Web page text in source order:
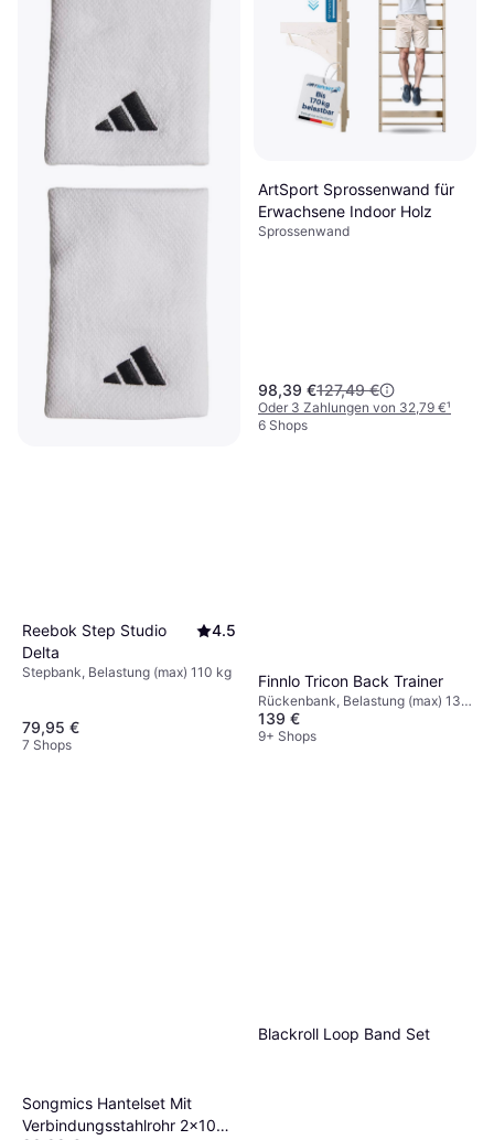
ArtSport Sprossenwand für
Erwachsene Indoor Holz
Sprossenwand
98,39 €127,49 €
Oder 3 Zahlungen von 32,79 €¹
6 Shops
Reebok Step Studio
Delta
4.5
Stepbank, Belastung (max) 110 kg
79,95 €
7 Shops
Finnlo Tricon Back Trainer
Rückenbank, Belastung (max) 130
kg
139 €
9+ Shops
Songmics Hantelset Mit
Verbindungsstahlrohr 2x10
Blackroll Loop Band Set